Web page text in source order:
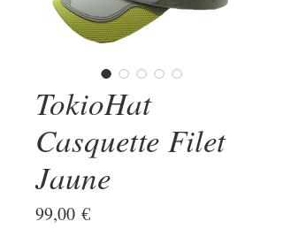
TokioHat
Casquette Filet
Jaune
99,00 €Prix